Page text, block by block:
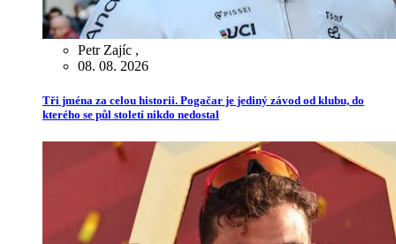
Petr Zajíc ,
08. 08. 2026
Tři jména za celou historii. Pogačar je jediný závod od klubu, do
kterého se půl století nikdo nedostal